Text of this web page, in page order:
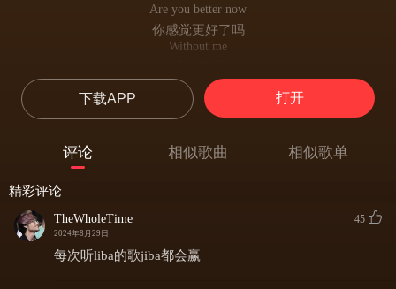
Are you better now
你感觉更好了吗
Without me
Cause it seems like probably
因为一切似乎都有可能
Are you better now
That I set you free
你感觉更好了吗
下载APP 打开
评论 相似歌曲 相似歌单
精彩评论
TheWholeTime_
2024年8月29日
45
每次听liba的歌jiba都会赢